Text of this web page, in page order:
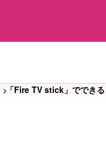
「Fire TV stick」でできる